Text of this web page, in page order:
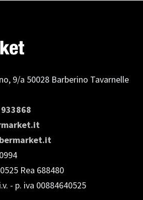
9/a 50028 Barberino Tavarnelle
Rea 688480
- p. iva 00884640525